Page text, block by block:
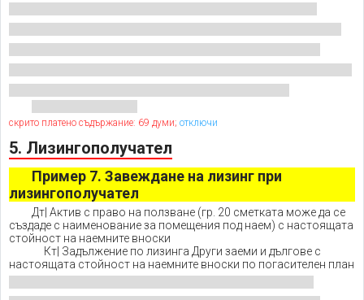
скрито платено съдържание: 69 думи; отключи
5. Лизингополучател
Пример 7. Завеждане на лизинг при
лизингополучател
Дт| Актив с право на ползване (гр. 20 сметката може да се
създаде с наименование за помещения под наем) с настоящата
стойност на наемните вноски
Кт| Задължение по лизинга Други заеми и дългове с
настоящата стойност на наемните вноски по погасителен план